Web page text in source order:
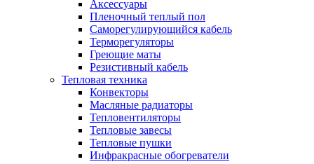
Аксессуары
Пленочный теплый пол
Саморегулирующийся кабель
Терморегуляторы
Греющие маты
Резистивный кабель
Тепловая техника
Конвекторы
Масляные радиаторы
Тепловентиляторы
Тепловые завесы
Тепловые пушки
Инфракрасные обогреватели